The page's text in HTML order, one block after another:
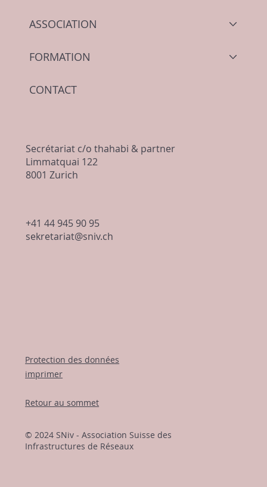
Travailler en plein air sous le soleil et la
ASSOCIATION
FORMATION
CONTACT
Secrétariat c/o thahabi & partner
Limmatquai 122
8001 Zurich
+41 44 945 90 95
sekretariat@sniv.ch
Protection des données
imprimer
Retour au sommet
© 2024 SNiv - Association Suisse des
Infrastructures de Réseaux